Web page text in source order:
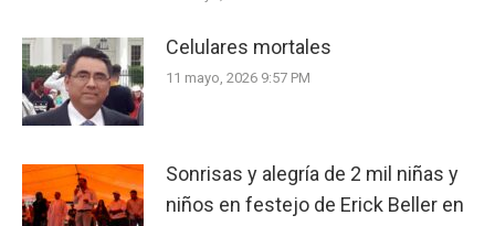
Celulares mortales
11 mayo, 2026 9:57 PM
Sonrisas y alegría de 2 mil niñas y
niños en festejo de Erick Beller en